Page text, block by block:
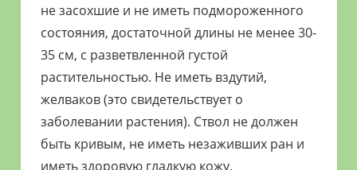
не засохшие и не иметь подмороженного
состояния, достаточной длины не менее 30-
35 см, с разветвленной густой
растительностью. Не иметь вздутий,
желваков (это свидетельствует о
заболевании растения). Ствол не должен
быть кривым, не иметь незаживших ран и
иметь здоровую гладкую кожу.